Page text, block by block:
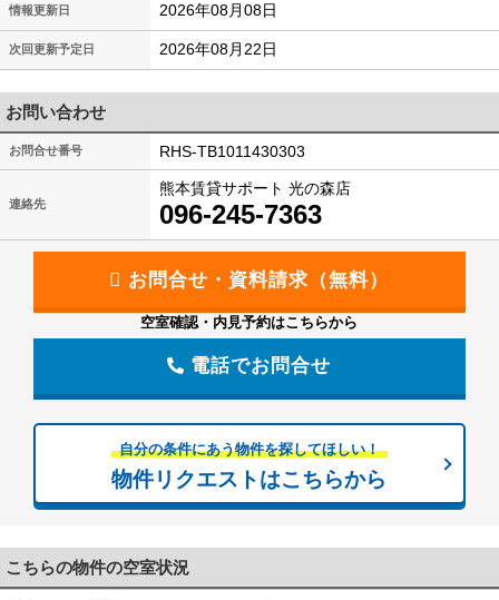
情報更新日 2026年08月08日
次回更新予定日 2026年08月22日
お問い合わせ
お問合せ番号 RHS-TB1011430303
連絡先
熊本賃貸サポート 光の森店
096-245-7363
空室確認・内見予約はこちらから
電話でお問合せ
自分の条件にあう物件を探してほしい！
物件リクエストはこちらから
こちらの物件の空室状況